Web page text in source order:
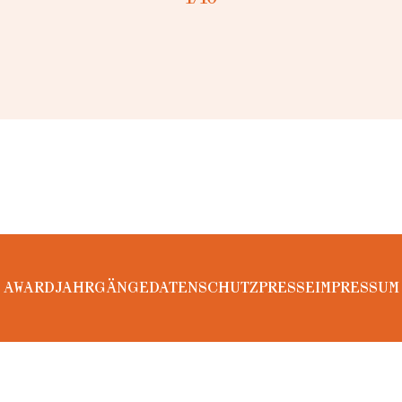
AWARDJAHRGÄNGEDATENSCHUTZPRESSEIMPRESSUM